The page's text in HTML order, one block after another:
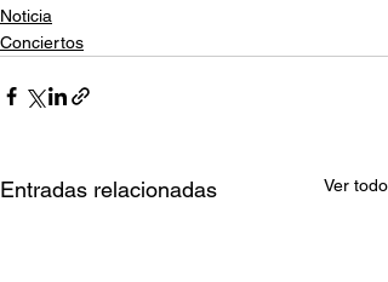
Noticia
Conciertos
Entradas relacionadas Ver todo